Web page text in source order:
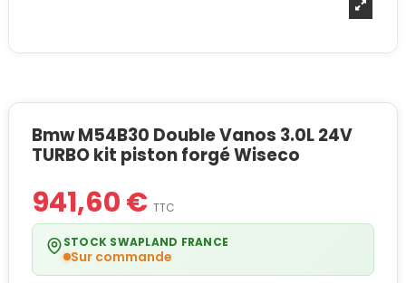
Bmw M54B30 Double Vanos 3.0L 24V
TURBO kit piston forgé Wiseco
941,60 € TTC
STOCK SWAPLAND FRANCE
Sur commande